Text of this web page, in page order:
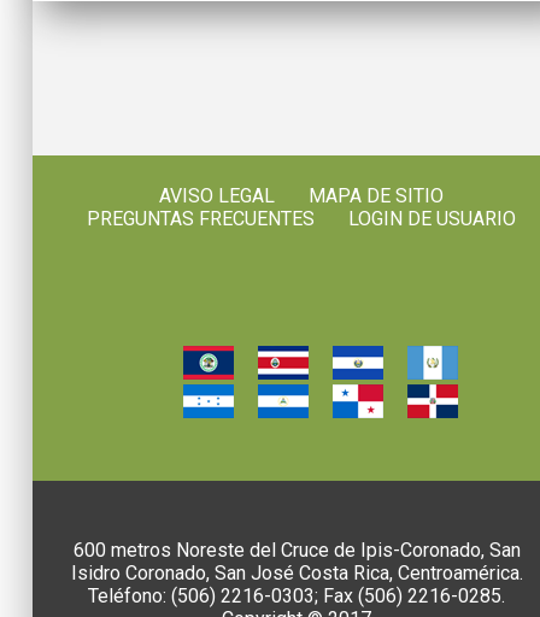
AVISO LEGAL
MAPA DE SITIO
PREGUNTAS FRECUENTES
LOGIN DE USUARIO
600 metros Noreste del Cruce de Ipis-Coronado, San
Isidro Coronado, San José Costa Rica, Centroamérica.
Teléfono: (506) 2216-0303; Fax (506) 2216-0285.